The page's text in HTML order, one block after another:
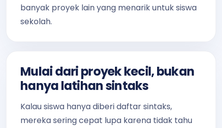
banyak proyek lain yang menarik untuk siswa
sekolah.
Mulai dari proyek kecil, bukan
hanya latihan sintaks
Kalau siswa hanya diberi daftar sintaks,
mereka sering cepat lupa karena tidak tahu